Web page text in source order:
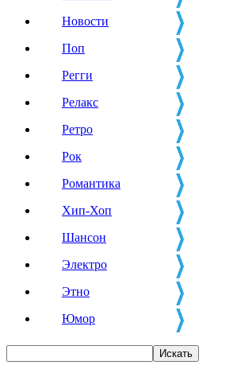
Новости
Поп
Регги
Релакс
Ретро
Рок
Романтика
Хип-Хоп
Шансон
Электро
Этно
Юмор